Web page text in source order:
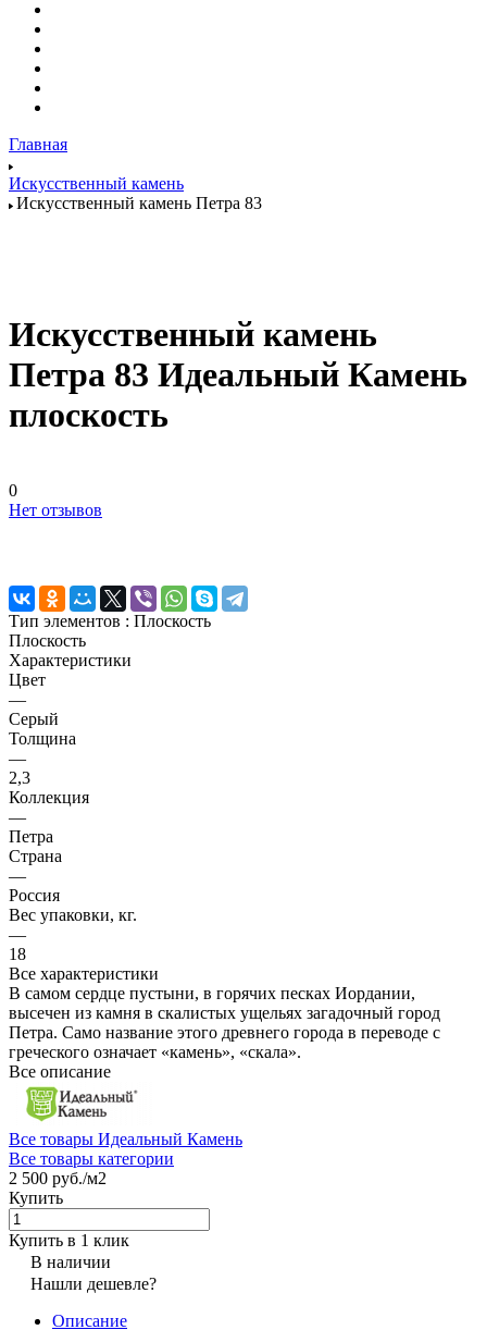
Главная
Искусственный камень
Искусственный камень Петра 83
Искусственный камень
Петра 83 Идеальный Камень
плоскость
0
Нет отзывов
Тип элементов : Плоскость
Плоскость
Характеристики
Цвет
—
Серый
Толщина
—
2,3
Коллекция
—
Петра
Страна
—
Россия
Вес упаковки, кг.
—
18
Все характеристики
В самом сердце пустыни, в горячих песках Иордании,
высечен из камня в скалистых ущельях загадочный город
Петра. Само название этого древнего города в переводе с
греческого означает «камень», «скала».
Все описание
Все товары Идеальный Камень
Все товары категории
2 500 руб./м2
Купить
Купить в 1 клик
В наличии
Нашли дешевле?
Описание